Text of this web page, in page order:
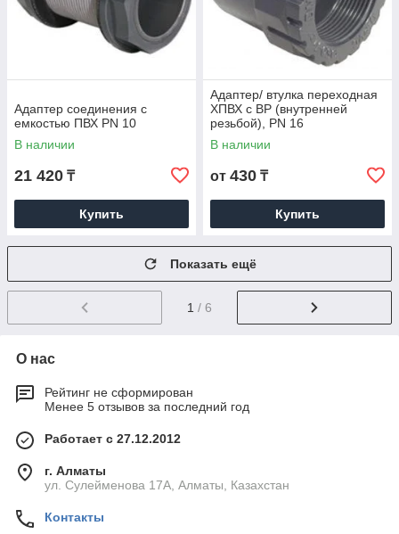
Адаптер соединения с
емкостью ПВХ PN 10
В наличии
21 420 ₸
Купить
Адаптер/ втулка переходная
ХПВХ с ВР (внутренней
резьбой), PN 16
В наличии
от 430 ₸
Купить
Показать ещё
1 / 6
О нас
Рейтинг не сформирован
Менее 5 отзывов за последний год
Работает с 27.12.2012
г. Алматы
ул. Сулейменова 17А, Алматы, Казахстан
Контакты